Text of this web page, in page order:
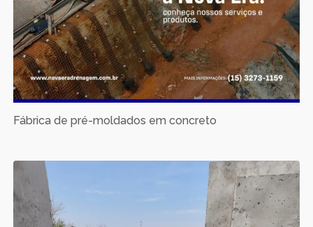
Fábrica de pré-moldados em concreto